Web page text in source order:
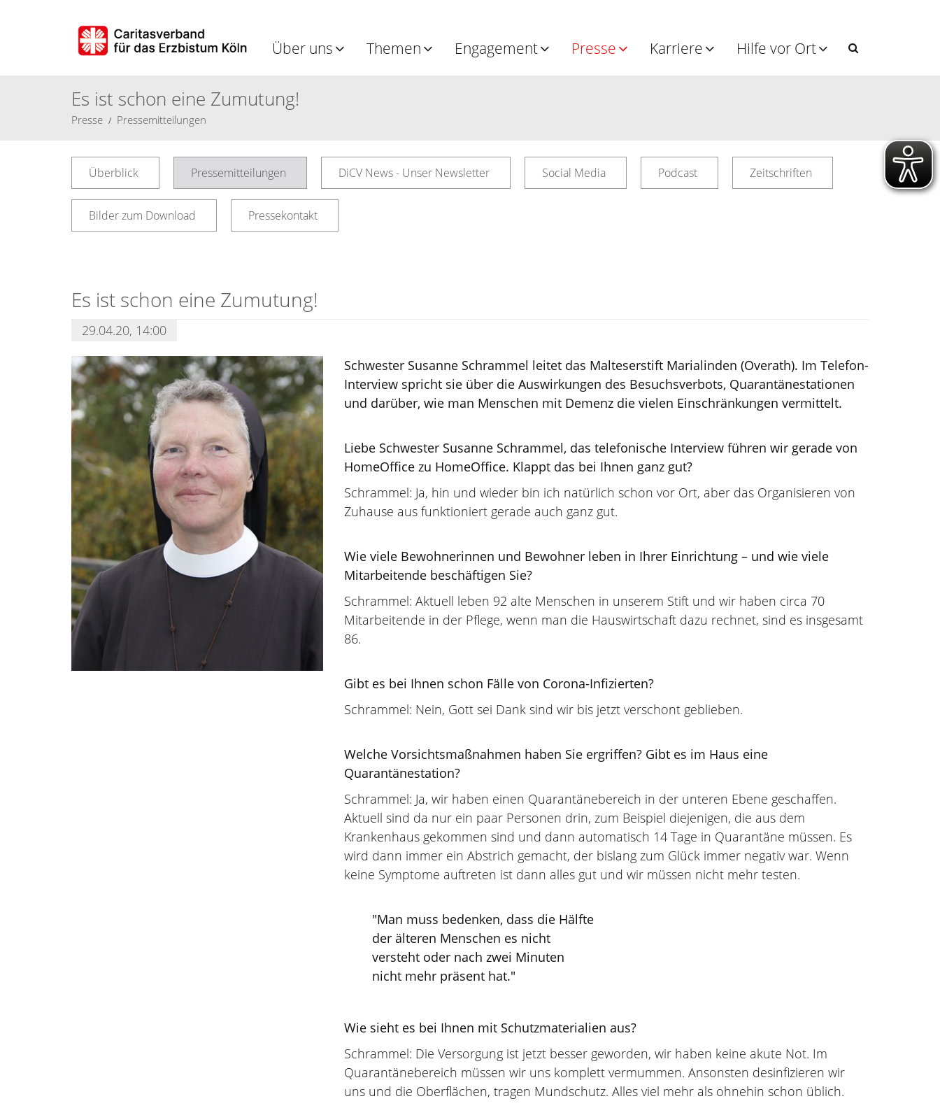
Über uns Themen Engagement Presse Karriere Hilfe vor Ort
Es ist schon eine Zumutung!
Presse Pressemitteilungen
Überblick Pressemitteilungen DiCV News - Unser Newsletter Social Media Podcast Zeitschriften
Bilder zum Download Pressekontakt
Es ist schon eine Zumutung!
29.04.20, 14:00
Schwester Susanne Schrammel leitet das Malteserstift Marialinden (Overath). Im Telefon-
Interview spricht sie über die Auswirkungen des Besuchsverbots, Quarantänestationen
und darüber, wie man Menschen mit Demenz die vielen Einschränkungen vermittelt.
Liebe Schwester Susanne Schrammel, das telefonische Interview führen wir gerade von
HomeOffice zu HomeOffice. Klappt das bei Ihnen ganz gut?
Schrammel: Ja, hin und wieder bin ich natürlich schon vor Ort, aber das Organisieren von
Zuhause aus funktioniert gerade auch ganz gut.
Wie viele Bewohnerinnen und Bewohner leben in Ihrer Einrichtung – und wie viele
Mitarbeitende beschäftigen Sie?
Schrammel: Aktuell leben 92 alte Menschen in unserem Stift und wir haben circa 70
Mitarbeitende in der Pflege, wenn man die Hauswirtschaft dazu rechnet, sind es insgesamt
86.
Gibt es bei Ihnen schon Fälle von Corona-Infizierten?
Schrammel: Nein, Gott sei Dank sind wir bis jetzt verschont geblieben.
Welche Vorsichtsmaßnahmen haben Sie ergriffen? Gibt es im Haus eine
Quarantänestation?
Schrammel: Ja, wir haben einen Quarantänebereich in der unteren Ebene geschaffen.
Aktuell sind da nur ein paar Personen drin, zum Beispiel diejenigen, die aus dem
Krankenhaus gekommen sind und dann automatisch 14 Tage in Quarantäne müssen. Es
wird dann immer ein Abstrich gemacht, der bislang zum Glück immer negativ war. Wenn
keine Symptome auftreten ist dann alles gut und wir müssen nicht mehr testen.
"Man muss bedenken, dass die Hälfte
der älteren Menschen es nicht
versteht oder nach zwei Minuten
nicht mehr präsent hat."
Wie sieht es bei Ihnen mit Schutzmaterialien aus?
Schrammel: Die Versorgung ist jetzt besser geworden, wir haben keine akute Not. Im
Quarantänebereich müssen wir uns komplett vermummen. Ansonsten desinfizieren wir
uns und die Oberflächen, tragen Mundschutz. Alles viel mehr als ohnehin schon üblich.